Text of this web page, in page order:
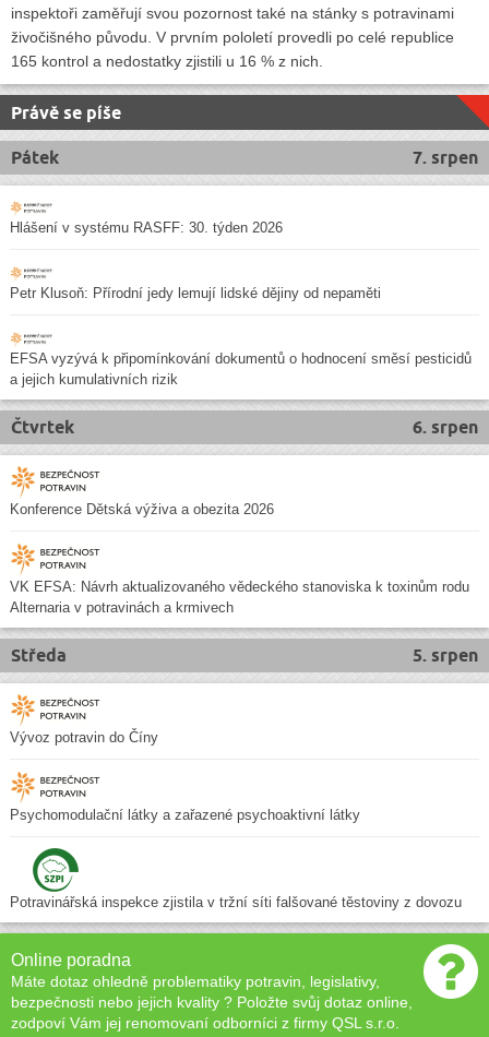
inspektoři zaměřují svou pozornost také na stánky s potravinami
živočišného původu. V prvním pololetí provedli po celé republice
165 kontrol a nedostatky zjistili u 16 % z nich.
Právě se píše
7. srpen
Pátek
Hlášení v systému RASFF: 30. týden 2026
Petr Klusoň: Přírodní jedy lemují lidské dějiny od nepaměti
EFSA vyzývá k připomínkování dokumentů o hodnocení směsí pesticidů
a jejich kumulativních rizik
6. srpen
Čtvrtek
Konference Dětská výživa a obezita 2026
VK EFSA: Návrh aktualizovaného vědeckého stanoviska k toxinům rodu
Alternaria v potravinách a krmivech
5. srpen
Středa
Vývoz potravin do Číny
Psychomodulační látky a zařazené psychoaktivní látky
Potravinářská inspekce zjistila v tržní síti falšované těstoviny z dovozu
Online poradna
Máte dotaz ohledně problematiky potravin, legislativy,
bezpečnosti nebo jejich kvality ? Položte svůj dotaz online,
zodpoví Vám jej renomovaní odborníci z firmy QSL s.r.o.